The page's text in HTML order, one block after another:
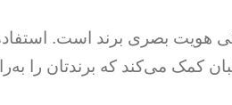
هویت بصری برند است.
کمک می‌کند که برندتان را